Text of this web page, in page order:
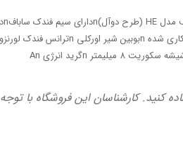
کنید. کارشناسان این فروشگاه با توجه